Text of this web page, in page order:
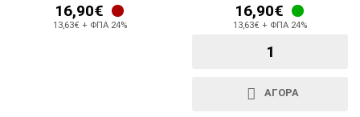
16,90€
13,63€ + ΦΠΑ 24%
16,90€
13,63€ + ΦΠΑ 24%
ΑΓΟΡΑ